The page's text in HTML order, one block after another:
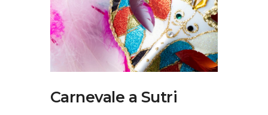
Percorsi
Contatti
Carnevale a Sutri